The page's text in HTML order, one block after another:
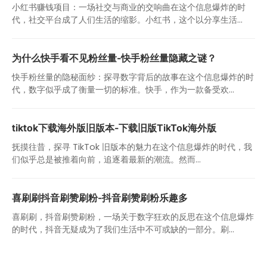
小红书赚钱项目：一场社交与商业的交响曲在这个信息爆炸的时
代，社交平台成了人们生活的缩影。小红书，这个以分享生活...
为什么快手看不见粉丝量-快手粉丝量隐藏之谜？
快手粉丝量的隐秘面纱：探寻数字背后的故事在这个信息爆炸的时
代，数字似乎成了衡量一切的标准。快手，作为一款备受欢...
tiktok下载海外版旧版本-下载旧版TikTok海外版
抚摸往昔，探寻 TikTok 旧版本的魅力在这个信息爆炸的时代，我
们似乎总是被推着向前，追逐着最新的潮流。然而...
喜刷刷抖音刷赞刷粉-抖音刷赞刷粉乐趣多
喜刷刷，抖音刷赞刷粉，一场关于数字狂欢的反思在这个信息爆炸
的时代，抖音无疑成为了我们生活中不可或缺的一部分。刷...